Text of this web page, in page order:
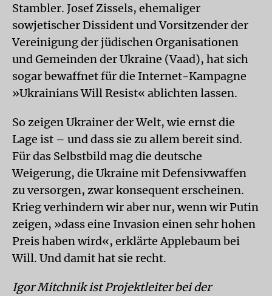
Stambler. Josef Zissels, ehemaliger
sowjetischer Dissident und Vorsitzender der
Vereinigung der jüdischen Organisationen
und Gemeinden der Ukraine (Vaad), hat sich
sogar bewaffnet für die Internet-Kampagne
»Ukrainians Will Resist« ablichten lassen.
So zeigen Ukrainer der Welt, wie ernst die
Lage ist – und dass sie zu allem bereit sind.
Für das Selbstbild mag die deutsche
Weigerung, die Ukraine mit Defensivwaffen
zu versorgen, zwar konsequent erscheinen.
Krieg verhindern wir aber nur, wenn wir Putin
zeigen, »dass eine Invasion einen sehr hohen
Preis haben wird«, erklärte Applebaum bei
Will. Und damit hat sie recht.
Igor Mitchnik ist Projektleiter bei der